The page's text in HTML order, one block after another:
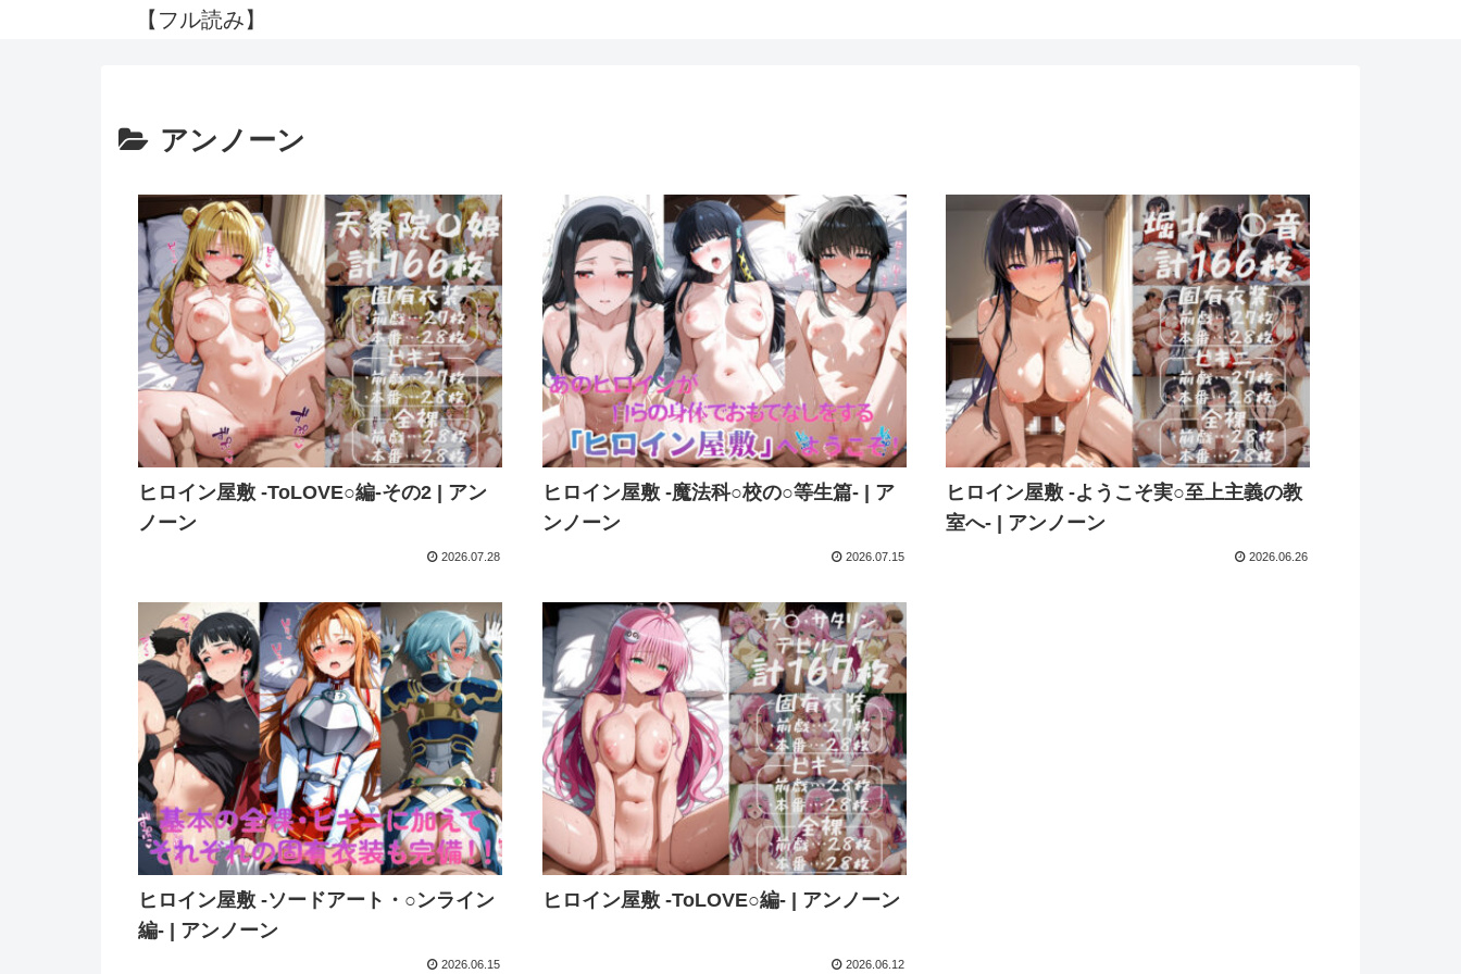
【フル読み】
アンノーン
ヒロイン屋敷 -ToLOVE○編-その2 | アン
ノーン
2026.07.28
ヒロイン屋敷 -魔法科○校の○等生篇- | ア
ンノーン
2026.07.15
ヒロイン屋敷 -ようこそ実○至上主義の教
室へ- | アンノーン
2026.06.26
ヒロイン屋敷 -ソードアート・○ンライン
編- | アンノーン
2026.06.15
ヒロイン屋敷 -ToLOVE○編- | アンノーン
2026.06.12